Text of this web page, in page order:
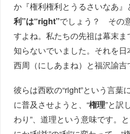
か『権利権利とうるさいなあ』
利”は“right”でしょう？ その
すよね。私たちの先祖は幕末ま
知らないでいました。それを日
西周（にしあまね）と福沢諭吉
彼らは西欧の“right”という言葉
に普及させようと、“権理”と訳
わり”、道理という意味です。